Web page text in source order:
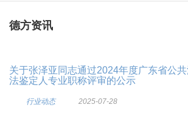
德方资讯
关于张泽亚同志通过2024年度广东省公
法鉴定人专业职称评审的公示
行业动态 2025-07-28